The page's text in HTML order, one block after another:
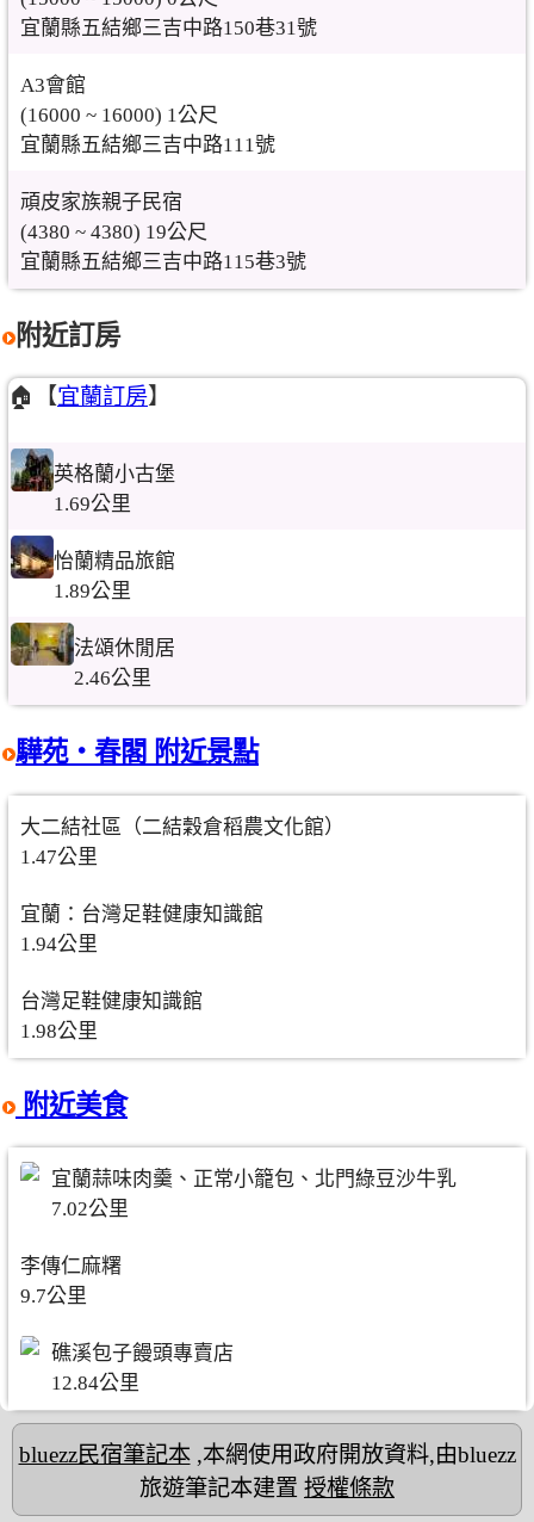
宜蘭縣五結鄉三吉中路150巷31號
A3會館
(16000 ~ 16000) 1公尺
宜蘭縣五結鄉三吉中路111號
頑皮家族親子民宿
(4380 ~ 4380) 19公尺
宜蘭縣五結鄉三吉中路115巷3號
附近訂房
🏠【宜蘭訂房】
英格蘭小古堡
1.69公里
怡蘭精品旅館
1.89公里
法頌休閒居
2.46公里
驊苑‧春閣 附近景點
大二結社區（二結穀倉稻農文化館）
1.47公里
宜蘭：台灣足鞋健康知識館
1.94公里
台灣足鞋健康知識館
1.98公里
附近美食
宜蘭蒜味肉羹、正常小籠包、北門綠豆沙牛乳
7.02公里
李傳仁麻糬
9.7公里
礁溪包子饅頭專賣店
12.84公里
bluezz民宿筆記本,本網使用政府開放資料,由bluezz
旅遊筆記本建置 授權條款